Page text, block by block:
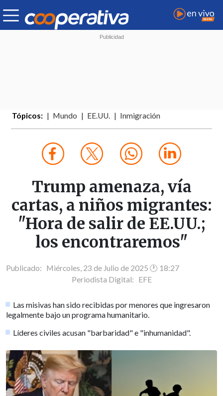
Tópicos: Mundo EE.UU. Inmigración
Trump amenaza, vía
cartas, a niños migrantes:
"Hora de salir de EE.UU.;
los encontraremos"
Publicado: Miércoles, 23 de Julio de 2025 🕐 18:27
Periodista Digital: EFE
Las misivas han sido recibidas por menores que ingresaron
legalmente bajo un programa humanitario.
Líderes civiles acusan "barbaridad" e "inhumanidad".